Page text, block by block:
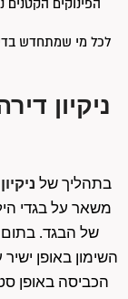
הפינוקים
לכל מי שמתחדש
ניקיון
בתהליך של